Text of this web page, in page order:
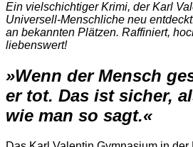
Ein vielschichtiger Krimi, der Karl
Universell-Menschliche neu
an bekannten Plätzen. Raffiniert,
liebenswert!
»Wenn der Mensch
er tot. Das ist sicher,
wie man so sagt.«